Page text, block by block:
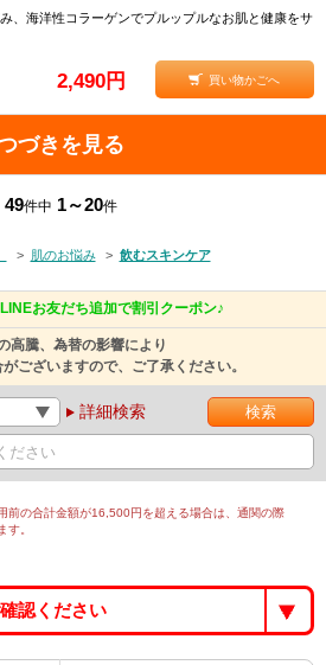
、海洋性コラーゲンでプルップルなお肌と健康をサ
2,490円 買い物かごへ
づきを見る
49件中 1～20件
> 肌のお悩み > 飲むスキンケア
LINEお友だち追加で割引クーポン♪
高騰、為替の影響により
ございますので、ご了承ください。
詳細検索
前の合計金額が16,500円を超える場合は、通関の際
す。
認ください